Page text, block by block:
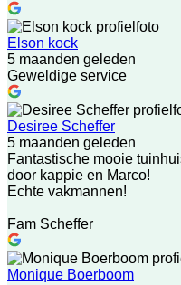
Elson kock
5 maanden geleden
Geweldige service
Desiree Scheffer
5 maanden geleden
Fantastische mooie
door kappie en Marco!
Echte vakmannen!
Fam Scheffer
Monique Boerboom